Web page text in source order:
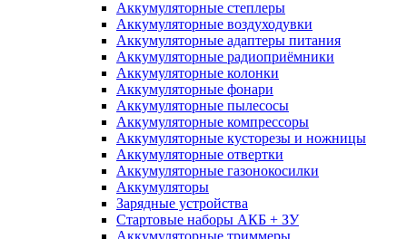
Аккумуляторные степлеры
Аккумуляторные воздуходувки
Аккумуляторные адаптеры питания
Аккумуляторные радиоприёмники
Аккумуляторные колонки
Аккумуляторные фонари
Аккумуляторные пылесосы
Аккумуляторные компрессоры
Аккумуляторные кусторезы и ножницы
Аккумуляторные отвертки
Аккумуляторные газонокосилки
Аккумуляторы
Зарядные устройства
Стартовые наборы АКБ + ЗУ
Аккумуляторные триммеры